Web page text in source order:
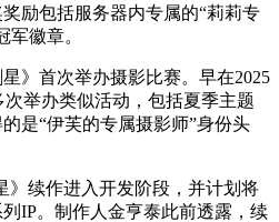
励包括服务器内专属的“莉莉专
军徽章。
》首次举办摄影比赛。早在2025
举办类似活动，包括夏季主题
是“伊芙的专属摄影师”身份头
》续作进入开发阶段，并计划将
IP。制作人金亨泰此前透露，续